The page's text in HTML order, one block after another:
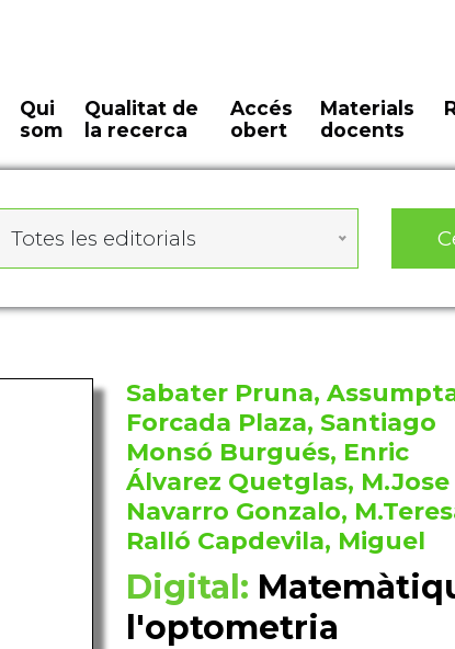
Qui
som
Qualitat de
la recerca
Accés
obert
Materials
docents
Totes les editorials
Sabater Pruna,
Forcada Plaza, Santiago
Monsó Burgués, Enric
Álvarez Quetglas, M.Jose
Navarro Gonzalo,
Ralló Capdevila, Miguel
Digital:
l'optometria